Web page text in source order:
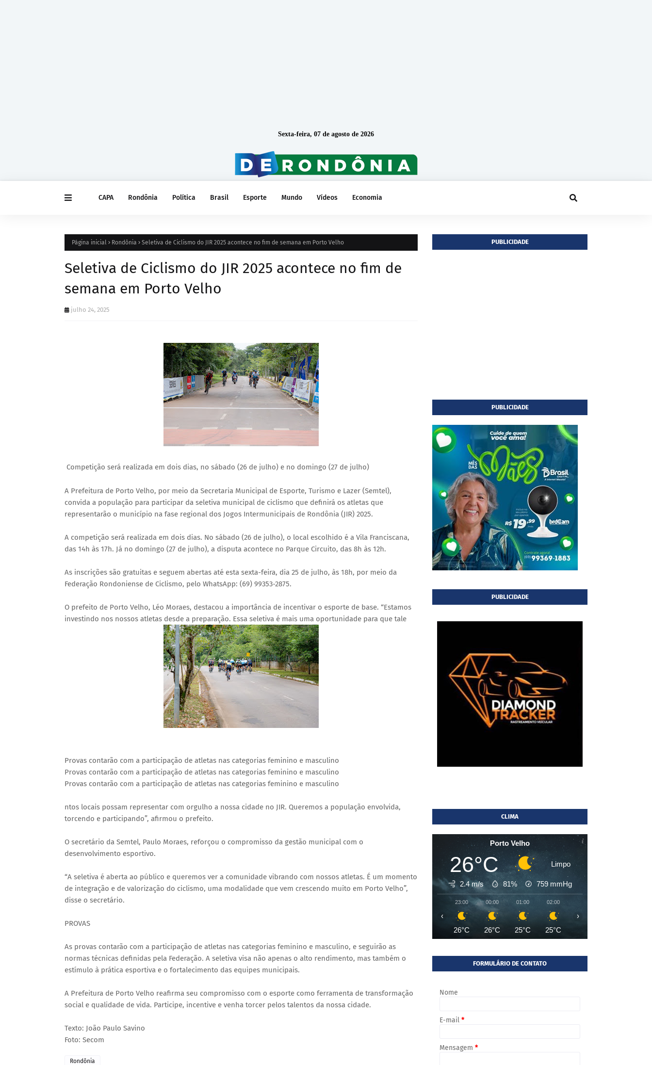
Sexta-feira, 07 de agosto de 2026
CAPA Rondônia Política Brasil Esporte Mundo Vídeos Economia
Página inicial Rondônia Seletiva de Ciclismo do JIR 2025 acontece no fim de semana em Porto Velho
Seletiva de Ciclismo do JIR 2025 acontece no fim de
semana em Porto Velho
julho 24, 2025
Competição será realizada em dois dias, no sábado (26 de julho) e no domingo (27 de julho)
A Prefeitura de Porto Velho, por meio da Secretaria Municipal de Esporte, Turismo e Lazer (Semtel),
convida a população para participar da seletiva municipal de ciclismo que definirá os atletas que
representarão o município na fase regional dos Jogos Intermunicipais de Rondônia (JIR) 2025.
A competição será realizada em dois dias. No sábado (26 de julho), o local escolhido é a Vila Franciscana,
das 14h às 17h. Já no domingo (27 de julho), a disputa acontece no Parque Circuito, das 8h às 12h.
As inscrições são gratuitas e seguem abertas até esta sexta-feira, dia 25 de julho, às 18h, por meio da
Federação Rondoniense de Ciclismo, pelo WhatsApp: (69) 99353-2875.
O prefeito de Porto Velho, Léo Moraes, destacou a importância de incentivar o esporte de base. “Estamos
investindo nos nossos atletas desde a preparação. Essa seletiva é mais uma oportunidade para que tale
Provas contarão com a participação de atletas nas categorias feminino e masculino
Provas contarão com a participação de atletas nas categorias feminino e masculino
Provas contarão com a participação de atletas nas categorias feminino e masculino
ntos locais possam representar com orgulho a nossa cidade no JIR. Queremos a população envolvida,
torcendo e participando”, afirmou o prefeito.
O secretário da Semtel, Paulo Moraes, reforçou o compromisso da gestão municipal com o
desenvolvimento esportivo.
“A seletiva é aberta ao público e queremos ver a comunidade vibrando com nossos atletas. É um momento
de integração e de valorização do ciclismo, uma modalidade que vem crescendo muito em Porto Velho”,
disse o secretário.
PROVAS
As provas contarão com a participação de atletas nas categorias feminino e masculino, e seguirão as
normas técnicas definidas pela Federação. A seletiva visa não apenas o alto rendimento, mas também o
estímulo à prática esportiva e o fortalecimento das equipes municipais.
A Prefeitura de Porto Velho reafirma seu compromisso com o esporte como ferramenta de transformação
social e qualidade de vida. Participe, incentive e venha torcer pelos talentos da nossa cidade.
Texto: João Paulo Savino
Foto: Secom
Rondônia
PUBLICIDADE
PUBLICIDADE
PUBLICIDADE
CLIMA
Porto Velho
26°C Limpo
2.4 m/s 81% 759 mmHg
23:00
26°C
00:00
26°C
01:00
25°C
02:00
25°C
‹ ›
FORMULÁRIO DE CONTATO
Nome
E-mail *
Mensagem *